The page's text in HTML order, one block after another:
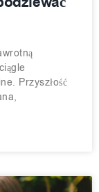
Przyszłość